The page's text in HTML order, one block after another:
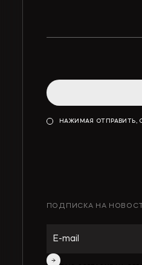
НАЖИМАЯ ОТПРАВИТЬ,
ПОДПИСКА НА